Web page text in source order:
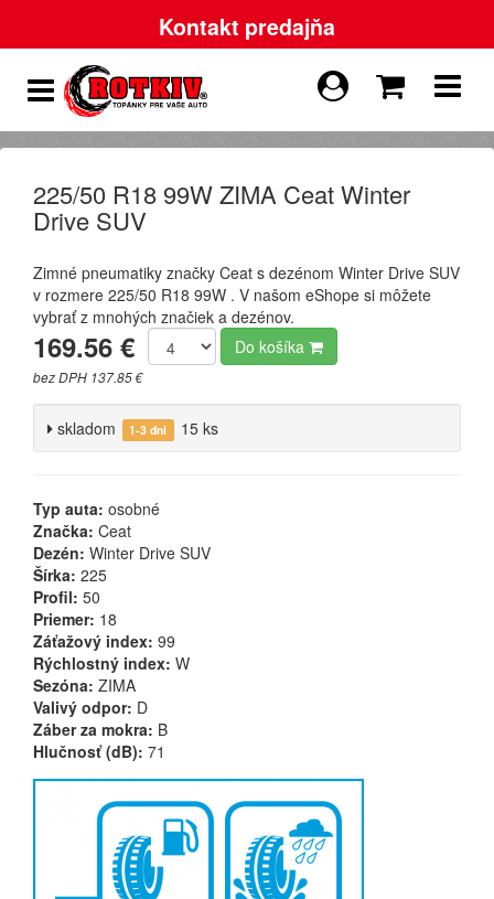
Kontakt predajňa
225/50 R18 99W ZIMA Ceat Winter
Drive SUV
Zimné pneumatiky značky Ceat s dezénom Winter Drive SUV
v rozmere 225/50 R18 99W . V našom eShope si môžete
vybrať z mnohých značiek a dezénov.
169.56 €
bez DPH 137.85 €
Do košíka
skladom 1-3 dni 15 ks
Typ auta: osobné
Značka: Ceat
Dezén: Winter Drive SUV
Šírka: 225
Profil: 50
Priemer: 18
Záťažový index: 99
Rýchlostný index: W
Sezóna: ZIMA
Valivý odpor: D
Záber za mokra: B
Hlučnosť (dB): 71